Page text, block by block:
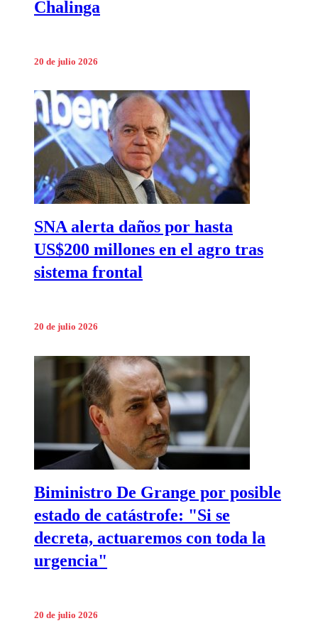
Chalinga
20 de julio 2026
SNA alerta daños por hasta
US$200 millones en el agro tras
sistema frontal
20 de julio 2026
Biministro De Grange por posible
estado de catástrofe: "Si se
decreta, actuaremos con toda la
urgencia"
20 de julio 2026